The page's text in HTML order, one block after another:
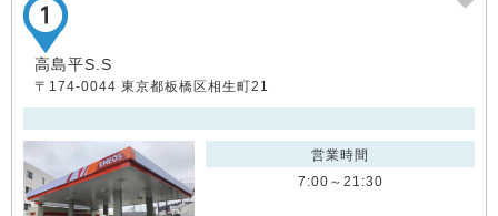
高島平S.S
〒174-0044 東京都板橋区相生町21
営業時間
7:00～21:30